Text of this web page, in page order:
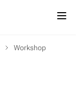
Workshop